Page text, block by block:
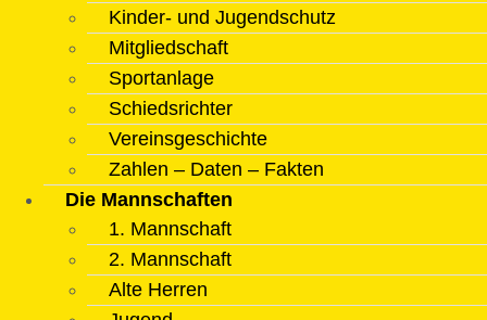
Kinder- und Jugendschutz
Mitgliedschaft
Sportanlage
Schiedsrichter
Vereinsgeschichte
Zahlen – Daten – Fakten
Die Mannschaften
1. Mannschaft
2. Mannschaft
Alte Herren